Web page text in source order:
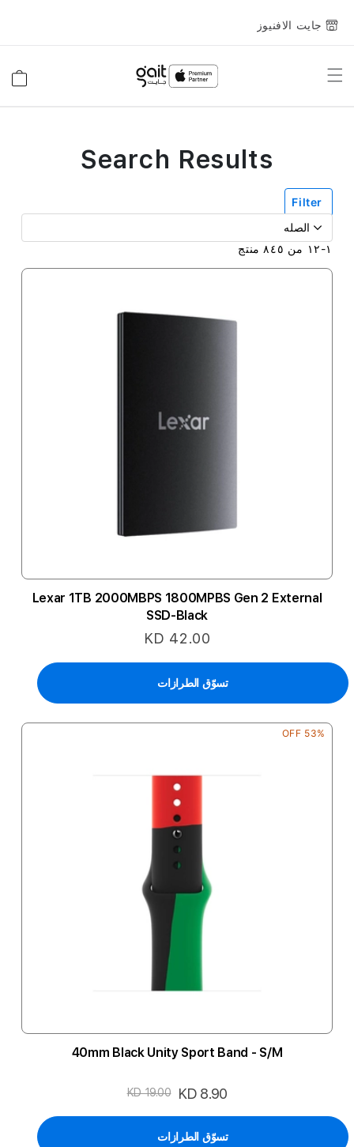
جايت الافنيوز
Toggle
Filter
١-١٢ من ٨٤٥ منتج
Lexar 1TB 2000MBPS 1800MPBS Gen 2 External
SSD-Black
KD 42.00
تسوّق الطرازات
53% OFF
40mm Black Unity Sport Band - S/M
السعر
KD 8.90
KD 19.00
تسوّق الطرازات
Search Results